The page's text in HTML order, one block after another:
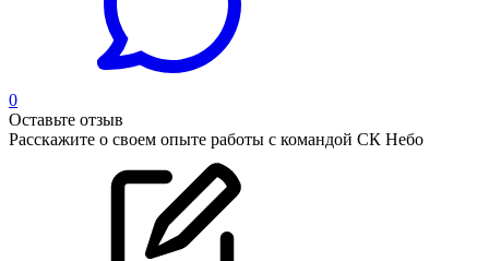
0
Оставьте отзыв
Расскажите о своем опыте работы с командой СК Небо